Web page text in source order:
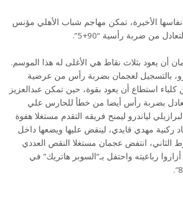
الأخيرة، تمكن مهاجم شباب الأهلي مؤنس
من ضربة رأسية “90+5”.
أن يعود بثلاث نقاط هي الأغلى له هذا الموسم.
بالتسجيل لعجمان بضربة رأس من عرضية
مونيز “17”. لكن كلباء استطاع أن يعود بقوة، حين تمكن عبدالعزيز
بضربة رأس أيضا من خطأ للحارس علي
ثم عاد البرازيلي لياندرو ليمنح فريقه التقدم مستغلا هفوة
ركنية مهدي قايدي، لينقض عليها ويضعها داخل
الشوط الثاني، انتفض عجمان مستغلا النقص العددي
رباعيته واحتفل بـ”السوبر هاتريك” في